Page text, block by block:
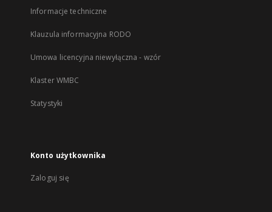
Informacje techniczne
Klauzula informacyjna RODO
Umowa licencyjna niewyłączna - wzór
Klaster WMBC
Statystyki
Konto użytkownika
Zaloguj się